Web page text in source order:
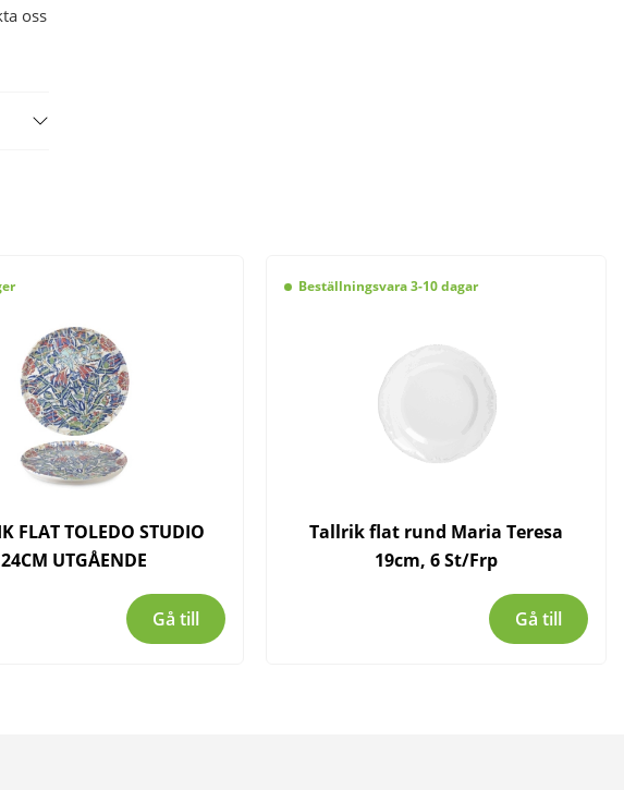
oss
FLAT TOLEDO STUDIO
24CM UTGÅENDE
Gå till
Beställningsvara 3-10 dagar
Tallrik flat rund Maria Teresa
19cm, 6 St/Frp
Gå till